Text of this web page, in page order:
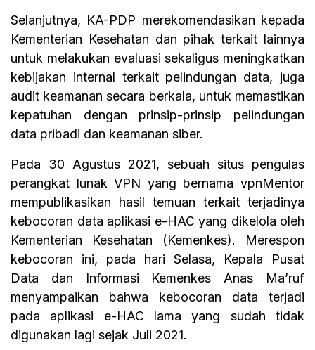
Selanjutnya, KA-PDP merekomendasikan kepada
Kementerian Kesehatan dan pihak terkait lainnya
untuk melakukan evaluasi sekaligus meningkatkan
kebijakan internal terkait pelindungan data, juga
audit keamanan secara berkala, untuk memastikan
kepatuhan dengan prinsip-prinsip pelindungan
data pribadi dan keamanan siber.
Pada 30 Agustus 2021, sebuah situs pengulas
perangkat lunak VPN yang bernama vpnMentor
mempublikasikan hasil temuan terkait terjadinya
kebocoran data aplikasi e-HAC yang dikelola oleh
Kementerian Kesehatan (Kemenkes). Merespon
kebocoran ini, pada hari Selasa, Kepala Pusat
Data dan Informasi Kemenkes Anas Ma’ruf
menyampaikan bahwa kebocoran data terjadi
pada aplikasi e-HAC lama yang sudah tidak
digunakan lagi sejak Juli 2021.